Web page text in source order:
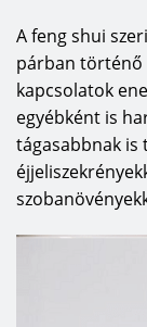
A feng shui
párban történő
kapcsolatok
egyébként is
tágasabbnak is